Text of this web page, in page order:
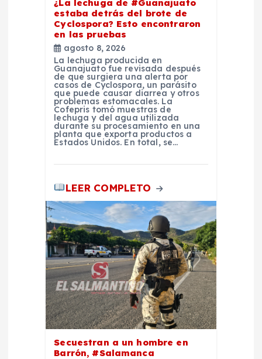
¿La lechuga de #Guanajuato
estaba detrás del brote de
Cyclospora? Esto encontraron
en las pruebas
agosto 8, 2026
La lechuga producida en
Guanajuato fue revisada después
de que surgiera una alerta por
casos de Cyclospora, un parásito
que puede causar diarrea y otros
problemas estomacales. La
Cofepris tomó muestras de
lechuga y del agua utilizada
durante su procesamiento en una
planta que exporta productos a
Estados Unidos. En total, se…
LEER COMPLETO
Secuestran a un hombre en
Barrón, #Salamanca